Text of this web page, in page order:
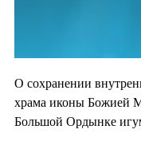
О сохранении
храма иконы Божией
Большой Ордынке